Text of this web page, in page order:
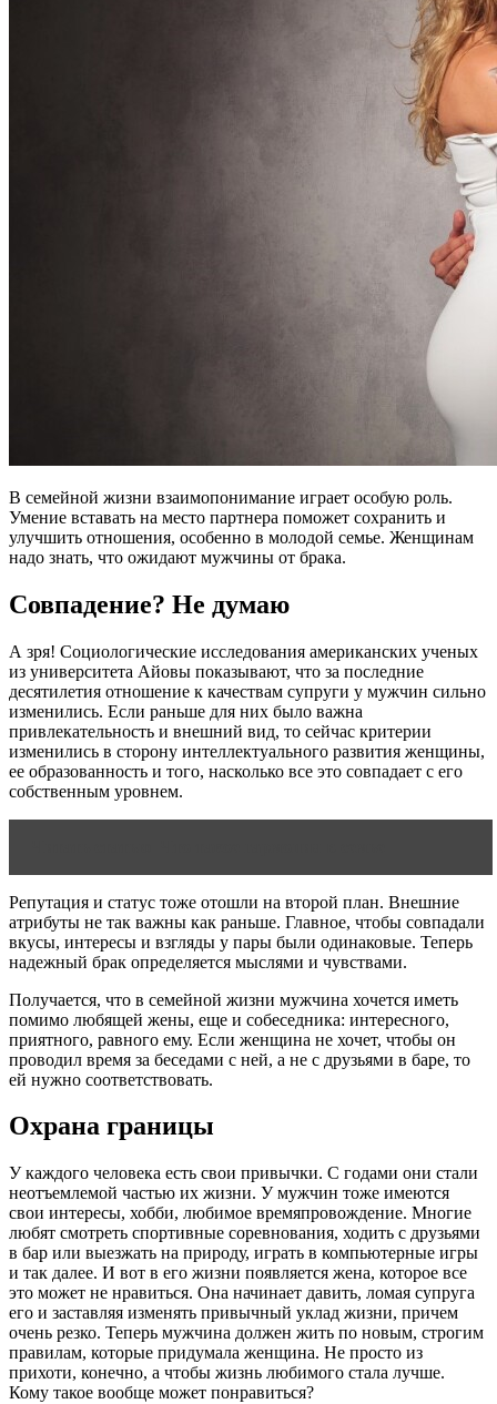
В семейной жизни взаимопонимание играет особую роль.
Умение вставать на место партнера поможет сохранить и
улучшить отношения, особенно в молодой семье. Женщинам
надо знать, что ожидают мужчины от брака.
Совпадение? Не думаю
А зря! Социологические исследования американских ученых
из университета Айовы показывают, что за последние
десятилетия отношение к качествам супруги у мужчин сильно
изменились. Если раньше для них было важна
привлекательность и внешний вид, то сейчас критерии
изменились в сторону интеллектуального развития женщины,
ее образованность и того, насколько все это совпадает с его
собственным уровнем.
Репутация и статус тоже отошли на второй план. Внешние
атрибуты не так важны как раньше. Главное, чтобы совпадали
вкусы, интересы и взгляды у пары были одинаковые. Теперь
надежный брак определяется мыслями и чувствами.
Получается, что в семейной жизни мужчина хочется иметь
помимо любящей жены, еще и собеседника: интересного,
приятного, равного ему. Если женщина не хочет, чтобы он
проводил время за беседами с ней, а не с друзьями в баре, то
ей нужно соответствовать.
Охрана границы
У каждого человека есть свои привычки. С годами они стали
неотъемлемой частью их жизни. У мужчин тоже имеются
свои интересы, хобби, любимое времяпровождение. Многие
любят смотреть спортивные соревнования, ходить с друзьями
в бар или выезжать на природу, играть в компьютерные игры
и так далее. И вот в его жизни появляется жена, которое все
это может не нравиться. Она начинает давить, ломая супруга
его и заставляя изменять привычный уклад жизни, причем
очень резко. Теперь мужчина должен жить по новым, строгим
правилам, которые придумала женщина. Не просто из
прихоти, конечно, а чтобы жизнь любимого стала лучше.
Кому такое вообще может понравиться?